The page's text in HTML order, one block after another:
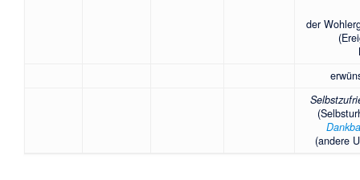
der
(andere